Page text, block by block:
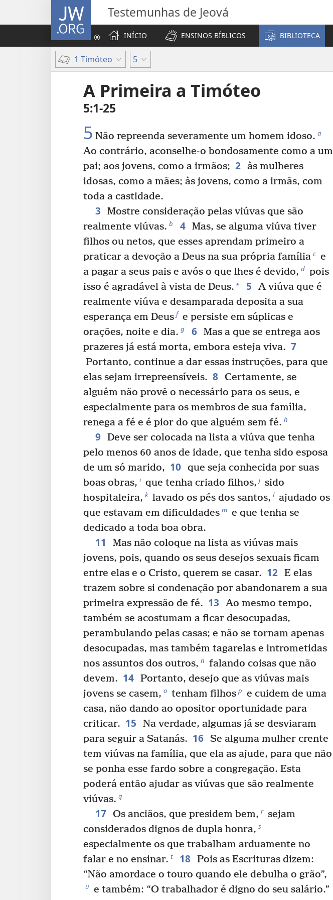
JW.ORG Testemunhas de Jeová
INÍCIO
ENSINOS BÍBLICOS BIBLIOTECA
1 Timóteo 5
A Primeira a Timóteo
5:1-25
5 Não repreenda severamente um homem idoso. a
Ao contrário, aconselhe-o bondosamente como a um
pai; aos jovens, como a irmãos; 2 às mulheres
idosas, como a mães; às jovens, como a irmãs, com
toda a castidade.
3
Mostre consideração pelas viúvas que são
realmente viúvas. b 4 Mas, se alguma viúva tiver
filhos ou netos, que esses aprendam primeiro a
praticar a devoção a Deus na sua própria família c e
a pagar a seus pais e avós o que lhes é devido, d pois
isso é agradável à vista de Deus. e 5
A viúva que é
realmente viúva e desamparada deposita a sua
esperança em Deus f e persiste em súplicas e
orações, noite e dia. g 6 Mas a que se entrega aos
prazeres já está morta, embora esteja viva. 7
Portanto, continue a dar essas instruções, para que
elas sejam irrepreensíveis. 8 Certamente, se
alguém não provê o necessário para os seus, e
especialmente para os membros de sua família,
renega a fé e é pior do que alguém sem fé. h
9 Deve ser colocada na lista a viúva que tenha
pelo menos 60 anos de idade, que tenha sido esposa
de um só marido, 10 que seja conhecida por suas
boas obras, i que tenha criado filhos, j sido
hospitaleira, k lavado os pés dos santos, l ajudado os
que estavam em dificuldades m e que tenha se
dedicado a toda boa obra.
11
Mas não coloque na lista as viúvas mais
jovens, pois, quando os seus desejos sexuais ficam
entre elas e o Cristo, querem se casar. 12 E elas
trazem sobre si condenação por abandonarem a sua
primeira expressão de fé. 13
Ao mesmo tempo,
também se acostumam a ficar desocupadas,
perambulando pelas casas; e não se tornam apenas
desocupadas, mas também tagarelas e intrometidas
nos assuntos dos outros, n falando coisas que não
devem. 14 Portanto, desejo que as viúvas mais
jovens se casem, o tenham filhos p e cuidem de uma
casa, não dando ao opositor oportunidade para
criticar. 15
Na verdade, algumas já se desviaram
para seguir a Satanás. 16 Se alguma mulher crente
tem viúvas na família, que ela as ajude, para que não
se ponha esse fardo sobre a congregação. Esta
poderá então ajudar as viúvas que são realmente
viúvas. q
17 Os anciãos, que presidem bem, r sejam
considerados dignos de dupla honra, s
especialmente os que trabalham arduamente no
falar e no ensinar. t 18 Pois as Escrituras dizem:
“Não amordace o touro quando ele debulha o grão”,
u e também: “O trabalhador é digno do seu salário.”